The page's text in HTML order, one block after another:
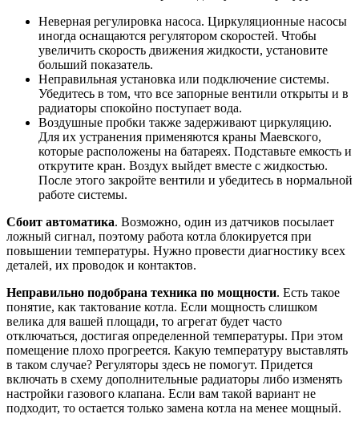
Неверная регулировка насоса. Циркуляционные насосы
иногда оснащаются регулятором скоростей. Чтобы
увеличить скорость движения жидкости, установите
больший показатель.
Неправильная установка или подключение системы.
Убедитесь в том, что все запорные вентили открыты и в
радиаторы спокойно поступает вода.
Воздушные пробки также задерживают циркуляцию.
Для их устранения применяются краны Маевского,
которые расположены на батареях. Подставьте емкость и
открутите кран. Воздух выйдет вместе с жидкостью.
После этого закройте вентили и убедитесь в нормальной
работе системы.
Сбоит автоматика. Возможно, один из датчиков посылает
ложный сигнал, поэтому работа котла блокируется при
повышении температуры. Нужно провести диагностику всех
деталей, их проводок и контактов.
Неправильно подобрана техника по мощности. Есть такое
понятие, как тактование котла. Если мощность слишком
велика для вашей площади, то агрегат будет часто
отключаться, достигая определенной температуры. При этом
помещение плохо прогреется. Какую температуру выставлять
в таком случае? Регуляторы здесь не помогут. Придется
включать в схему дополнительные радиаторы либо изменять
настройки газового клапана. Если вам такой вариант не
подходит, то остается только замена котла на менее мощный.